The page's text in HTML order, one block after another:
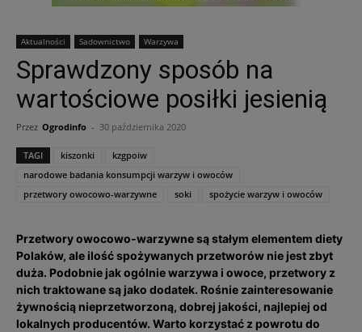
Aktualności Sadownictwo Warzywa
Sprawdzony sposób na
wartościowe posiłki jesienią
Przez Ogrodinfo - 30 października 2020
TAGI kiszonki
kzgpoiw
narodowe badania konsumpcji warzyw i owoców
przetwory owocowo-warzywne
soki spożycie warzyw i owoców
Przetwory owocowo-warzywne są stałym elementem diety
Polaków, ale ilość spożywanych przetworów nie jest zbyt
duża. Podobnie jak ogólnie warzywa i owoce, przetwory z
nich traktowane są jako dodatek. Rośnie zainteresowanie
żywnością nieprzetworzoną, dobrej jakości, najlepiej od
lokalnych producentów. Warto korzystać z powrotu do